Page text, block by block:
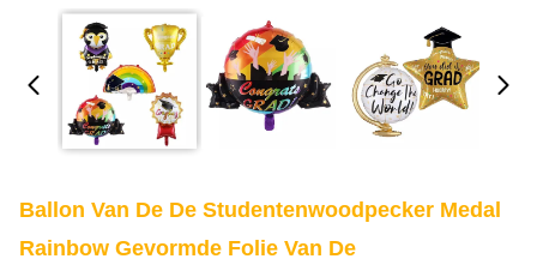
Ballon Van De De Studentenwoodpecker Medal
Rainbow Gevormde Folie Van De